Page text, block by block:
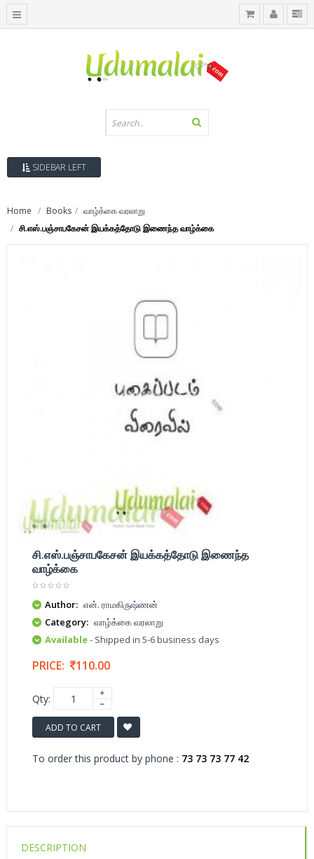
SIDEBAR LEFT
Home Books
வாழ்க்கை வரலாறு
சி.எஸ்.பஞ்சாபகேசன் இயக்கத்தோடு இணைந்த வாழ்க்கை
சி.எஸ்.பஞ்சாபகேசன் இயக்கத்தோடு இணைந்த
வாழ்க்கை
Author: என். ராமகிருஷ்ணன்
Category: வாழ்க்கை வரலாறு
Available- Shipped in 5-6 business days
PRICE: 110.00
Qty:
ADD TO CART
To order this product by phone : 73 73 73 77 42
DESCRIPTION